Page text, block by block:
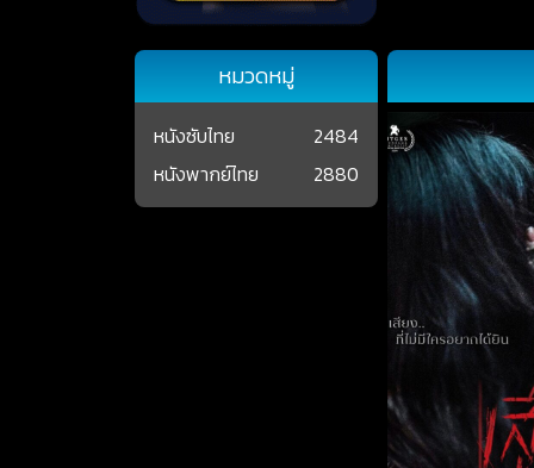
หมวดหมู่
หนังซับไทย
2484
หนังพากย์ไทย
2880